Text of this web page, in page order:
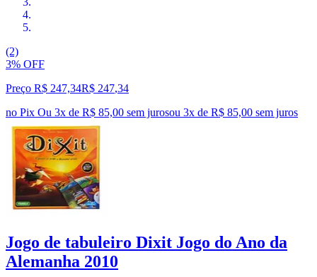
(2)
3% OFF
Preço R$ 247,34R$ 247,34
no Pix Ou 3x de R$ 85,00 sem jurosou 3x de R$ 85,00 sem juros
Jogo de tabuleiro Dixit Jogo do Ano da
Alemanha 2010